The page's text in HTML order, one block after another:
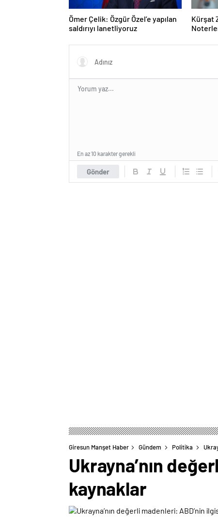
Ömer Çelik: Özgür Özel’e yapılan
saldırıyı lanetliyoruz
Kürşat
Gönder
En az 10 karakter gerekli
Giresun Manşet Haber Gündem Politika
Ukrayna’nın
kaynaklar